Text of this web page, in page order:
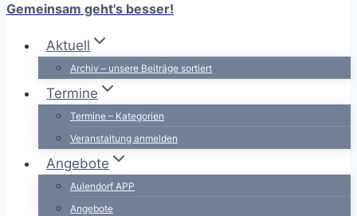
Gemeinsam geht's besser!
Aktuell
Archiv – unsere Beiträge sortiert
Termine
Termine – Kategorien
Veranstaltung anmelden
Angebote
Aulendorf APP
Angebote